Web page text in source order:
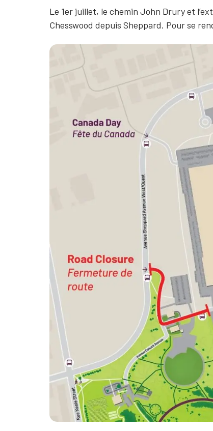
Le 1er juillet, le chemin John Drury et
Chesswood depuis Sheppard. Pour se